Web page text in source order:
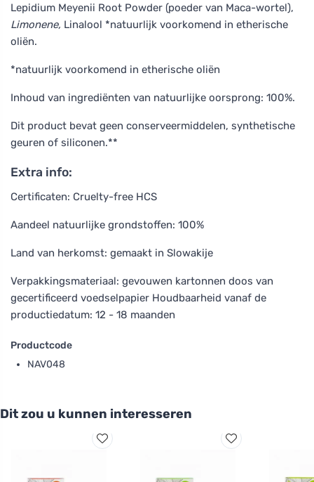
Lepidium Meyenii Root Powder (poeder van Maca-wortel),
Limonene, Linalool *natuurlijk voorkomend in etherische
oliën.
*natuurlijk voorkomend in etherische oliën
Inhoud van ingrediënten van natuurlijke oorsprong: 100%.
Dit product bevat geen conserveermiddelen, synthetische
geuren of siliconen.**
Extra info:
Certificaten: Cruelty-free HCS
Aandeel natuurlijke grondstoffen: 100%
Land van herkomst: gemaakt in Slowakije
Verpakkingsmateriaal: gevouwen kartonnen doos van
gecertificeerd voedselpapier Houdbaarheid vanaf de
productiedatum: 12 - 18 maanden
Productcode
NAV048
Dit zou u kunnen interesseren